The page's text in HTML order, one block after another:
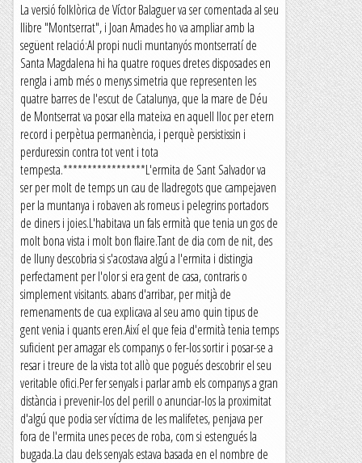
La versió folklòrica de Víctor Balaguer va ser comentada al seu
llibre "Montserrat", i Joan Amades ho va ampliar amb la
següent relació:Al propi nucli muntanyós montserratí de
Santa Magdalena hi ha quatre roques dretes disposades en
rengla i amb més o menys simetria que representen les
quatre barres de l'escut de Catalunya, que la mare de Déu
de Montserrat va posar ella mateixa en aquell lloc per etern
record i perpètua permanència, i perquè persistissin i
perduressin contra tot vent i tota
tempesta.*****************L'ermita de Sant Salvador va
ser per molt de temps un cau de lladregots que campejaven
per la muntanya i robaven als romeus i pelegrins portadors
de diners i joies.L'habitava un fals ermità que tenia un gos de
molt bona vista i molt bon flaire.Tant de dia com de nit, des
de lluny descobria si s'acostava algú a l'ermita i distingia
perfectament per l'olor si era gent de casa, contraris o
simplement visitants. abans d'arribar, per mitjà de
remenaments de cua explicava al seu amo quin tipus de
gent venia i quants eren.Així el que feia d'ermità tenia temps
suficient per amagar els companys o fer-los sortir i posar-se a
resar i treure de la vista tot allò que pogués descobrir el seu
veritable ofici.Per fer senyals i parlar amb els companys a gran
distància i prevenir-los del perill o anunciar-los la proximitat
d'algú que podia ser víctima de les malifetes, penjava per
fora de l'ermita unes peces de roba, com si estengués la
bugada.La clau dels senyals estava basada en el nombre de